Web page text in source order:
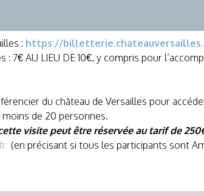
: https://
AU LIEU DE 10€, y compris pour
du château de Versailles pour
de 20 personnes.
visite peut être réservée au tarif de
(en précisant si tous les participants sont